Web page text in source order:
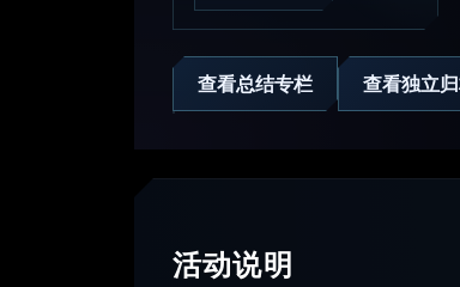
查看总结专栏 查看独立
活动说明